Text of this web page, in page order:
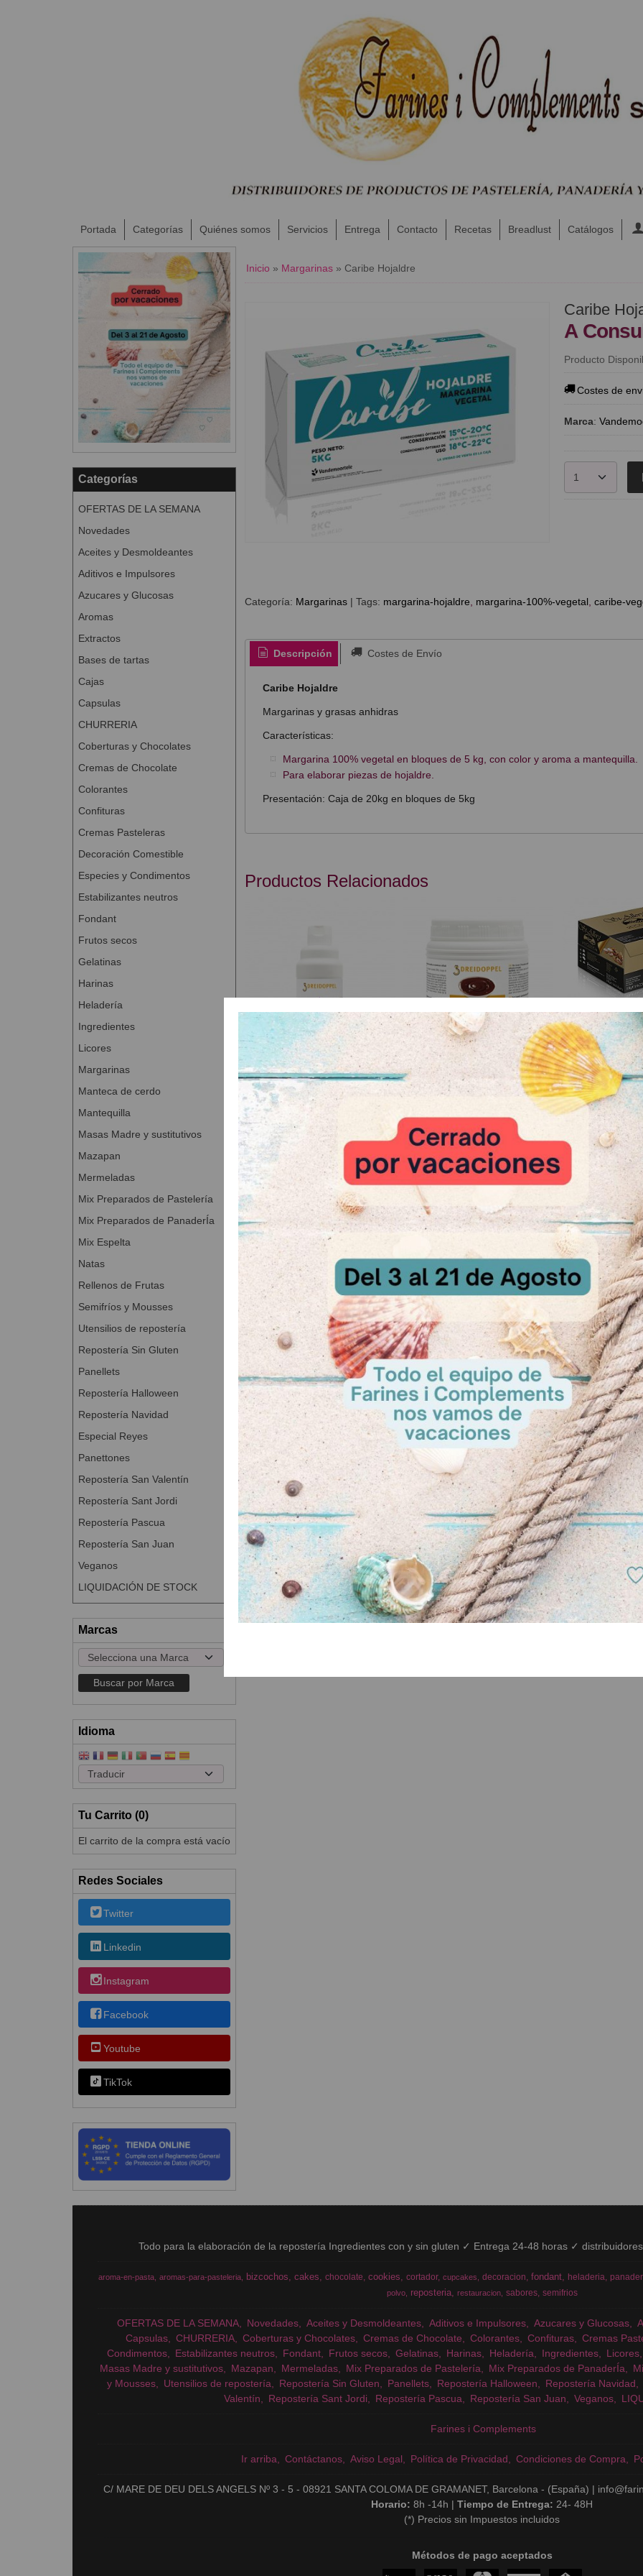
Portada Categorías Quiénes somos Servicios Entrega Contacto Recetas Breadlust Catálogos
Categorías
OFERTAS DE LA SEMANA
Novedades
Aceites y Desmoldeantes
Aditivos e Impulsores
Azucares y Glucosas
Aromas
Extractos
Bases de tartas
Cajas
Capsulas
CHURRERIA
Coberturas y Chocolates
Cremas de Chocolate
Colorantes
Confituras
Cremas Pasteleras
Decoración Comestible
Especies y Condimentos
Estabilizantes neutros
Fondant
Frutos secos
Gelatinas
Harinas
Heladería
Ingredientes
Licores
Margarinas
Manteca de cerdo
Mantequilla
Masas Madre y sustitutivos
Mazapan
Mermeladas
Mix Preparados de Pastelería
Mix Preparados de PanaderÍa
Mix Espelta
Natas
Rellenos de Frutas
Semifríos y Mousses
Utensilios de repostería
Repostería Sin Gluten
Panellets
Repostería Halloween
Repostería Navidad
Especial Reyes
Panettones
Repostería San Valentín
Repostería Sant Jordi
Repostería Pascua
Repostería San Juan
Veganos
LIQUIDACIÓN DE STOCK
Marcas
Idioma
Tu Carrito (0)
El carrito de la compra está vacío
Redes Sociales
Twitter
Linkedin
Instagram
Facebook
Youtube
TikTok
Inicio » Margarinas» Caribe Hojaldre
Caribe
A
Producto
Costes de
Marca:
Categoría: Margarinas| Tags: margarina-hojaldre margarina-100%-vegetal caribe-
Descripción Costes de Envío
Caribe Hojaldre
Margarinas y grasas anhidras
Características:
Margarina 100% vegetal en bloques de 5 kg, con color y aroma a mantequilla.
Para elaborar piezas de hojaldre.
Presentación: Caja de 20kg en bloques de 5kg
Productos Relacionados
Aroma de Mantequilla
A Consultar A Consultar
St Allery
A
Todo para la elaboración de la repostería Ingredientes con y sin gluten ✓ Entrega 24-48 horas ✓
aroma-en-pasta aromas-para-pasteleria bizcochos cakes chocolate cookies cortador cupcakes decoracion fondant heladeria
polvo
reposteria restauracion sabores semifrios
OFERTAS DE LA SEMANA Novedades Aceites y Desmoldeantes Aditivos e Impulsores Azucares y Glucosas
Capsulas
CHURRERIA Coberturas y Chocolates Cremas de Chocolate Colorantes Confituras Cremas
Condimentos
Estabilizantes neutros Fondant Frutos secos Gelatinas Harinas Heladería Ingredientes Licores
Masas Madre y sustitutivos
Mazapan Mermeladas Mix Preparados de Pastelería Mix Preparados de PanaderÍa
y Mousses
Utensilios de repostería Repostería Sin Gluten Panellets Repostería Halloween Repostería Navidad
Valentín
Repostería Sant Jordi Repostería Pascua Repostería San Juan Veganos
Farines i Complements
Ir arriba Contáctanos Aviso Legal Política de Privacidad Condiciones de Compra
C/ MARE DE DEU DELS ANGELS Nº 3 - 5 - 08921 SANTA COLOMA DE GRAMANET, Barcelona - (España) |
Horario:8h -14h |Tiempo de Entrega: 24- 48H
(*) Precios sin Impuestos incluidos
Métodos de pago aceptados